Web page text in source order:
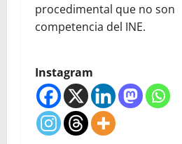
procedimental que no son
competencia del INE.
Instagram